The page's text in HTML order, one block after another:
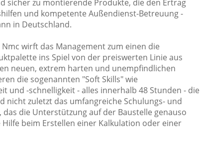
sicher zu montierende Produkte, die den Ertrag
und kompetente Außendienst-Betreuung -
in Deutschland.
wirft das Management zum einen die
ins Spiel von der preiswerten Linie aus
neuen, extrem harten und unempfindlichen
die sogenannten "Soft Skills" wie
und -schnelligkeit - alles innerhalb 48 Stunden - die
nicht zuletzt das umfangreiche Schulungs- und
das die Unterstützung auf der Baustelle genauso
beim Erstellen einer Kalkulation oder einer